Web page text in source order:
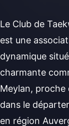
Le Club de
est une
dynamique
charmante
Meylan, proche
dans le
en région